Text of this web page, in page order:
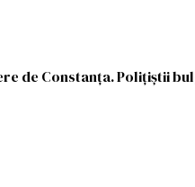
de Constanța. Poliţiştii